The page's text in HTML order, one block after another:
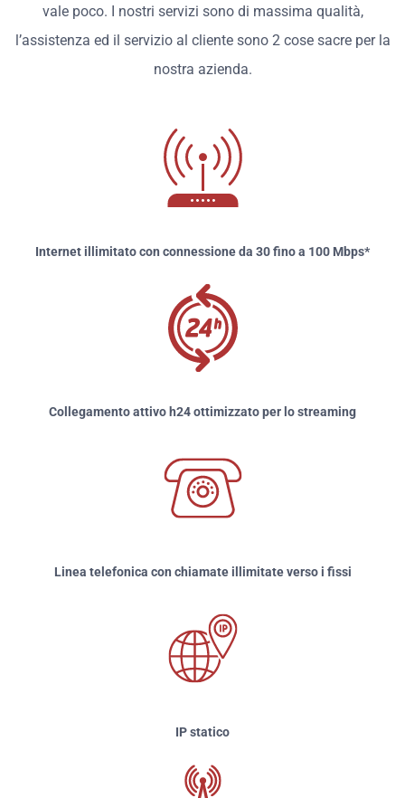
vale poco. I nostri servizi sono di massima qualità,
l’assistenza ed il servizio al cliente sono 2 cose sacre per la
nostra azienda.
Internet illimitato con connessione da 30 fino a 100 Mbps*
Collegamento attivo h24 ottimizzato per lo streaming
Linea telefonica con chiamate illimitate verso i fissi
IP statico